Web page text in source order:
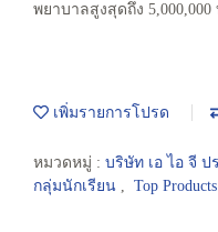
พยาบาลสูงสุดถึง
เพิ่มรายการโปรด
หมวดหมู่ : บริษัท เอ ไอ จี ป
กลุ่มนักเรียน , Top Products